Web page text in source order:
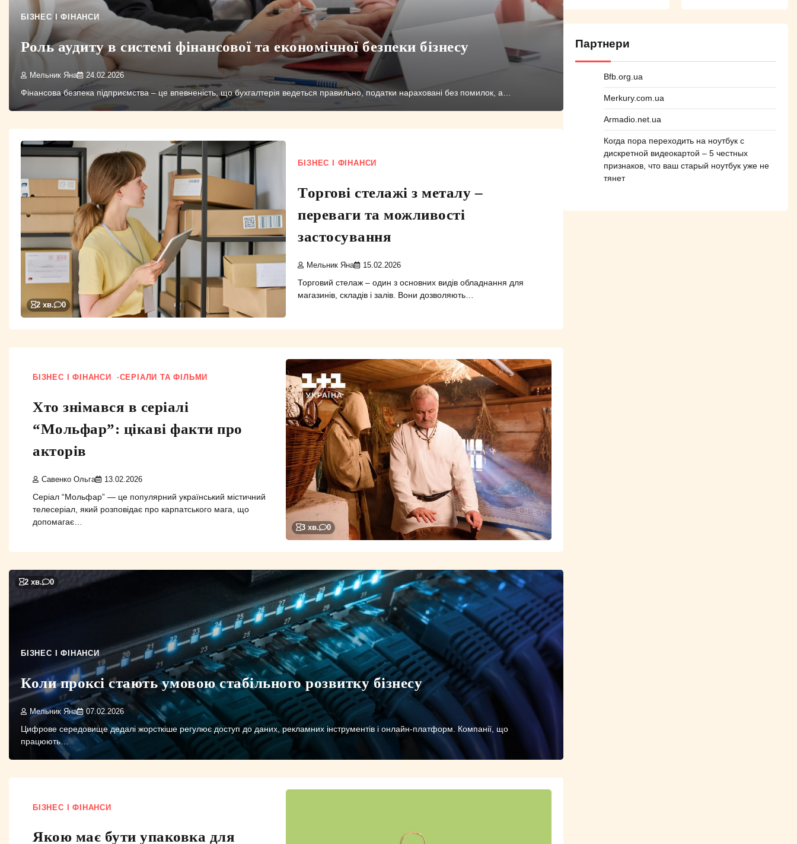
БІЗНЕС І ФІНАНСИ
Роль аудиту в системі фінансової та економічної безпеки бізнесу
Мельник Яна 24.02.2026
Фінансова безпека підприємства – це впевненість, що бухгалтерія ведеться правильно, податки нараховані без помилок, а…
2 хв. 0
БІЗНЕС І ФІНАНСИ
Торгові стелажі з металу –
переваги та можливості
застосування
Мельник Яна 15.02.2026
Торговий стелаж – один з основних видів обладнання для
магазинів, складів і залів. Вони дозволяють…
3 хв. 0
БІЗНЕС І ФІНАНСИ СЕРІАЛИ ТА ФІЛЬМИ
Хто знімався в серіалі
“Мольфар”: цікаві факти про
акторів
Савенко Ольга 13.02.2026
Серіал “Мольфар” — це популярний український містичний
телесеріал, який розповідає про карпатського мага, що
допомагає…
2 хв. 0
БІЗНЕС І ФІНАНСИ
Коли проксі стають умовою стабільного розвитку бізнесу
Мельник Яна 07.02.2026
Цифрове середовище дедалі жорсткіше регулює доступ до даних, рекламних інструментів і онлайн-платформ. Компанії, що
працюють…
БІЗНЕС І ФІНАНСИ
Якою має бути упаковка для
Партнери
Bfb.org.ua
Merkury.com.ua
Armadio.net.ua
Когда пора переходить на ноутбук с
дискретной видеокартой – 5 честных
признаков, что ваш старый ноутбук уже не
тянет